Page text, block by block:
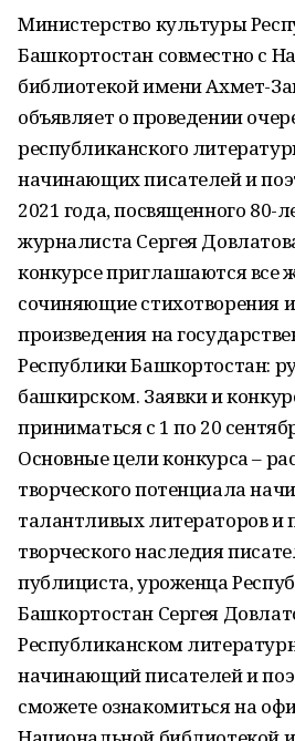
Министерство культуры
Башкортостан совместно с
библиотекой имени Ахмет-
объявляет о проведении
республиканского
начинающих писателей и
2021 года, посвященного 80-
журналиста Сергея
конкурсе приглашаются все
сочиняющие стихотворения
произведения на
Республики Башкортостан:
башкирском. Заявки и
приниматься с 1 по 20
Основные цели конкурса –
творческого потенциала
талантливых литераторов и
творческого наследия
публициста, уроженца
Башкортостан Сергея
Республиканском
начинающий писателей и
сможете ознакомиться на